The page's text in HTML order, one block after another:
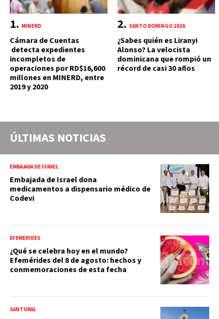
MINERD
Cámara de Cuentas
detecta expedientes
incompletos de
operaciones por RD$16,600
millones en MINERD, entre
2019 y 2020
SANTO DOMINGO 2026
¿Sabes quién es Liranyi
Alonso? La velocista
dominicana que rompió un
récord de casi 30 años
ÚLTIMAS NOTICIAS
EMBAJADA DE ISRAEL
Embajada de Israel dona
medicamentos a dispensario médico de
Codevi
EFEMÉRIDES
¿Qué se celebra hoy en el mundo?
Efemérides del 8 de agosto: hechos y
conmemoraciones de esta fecha
SANTORAL